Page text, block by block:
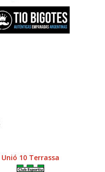
Unió 10 Terrassa